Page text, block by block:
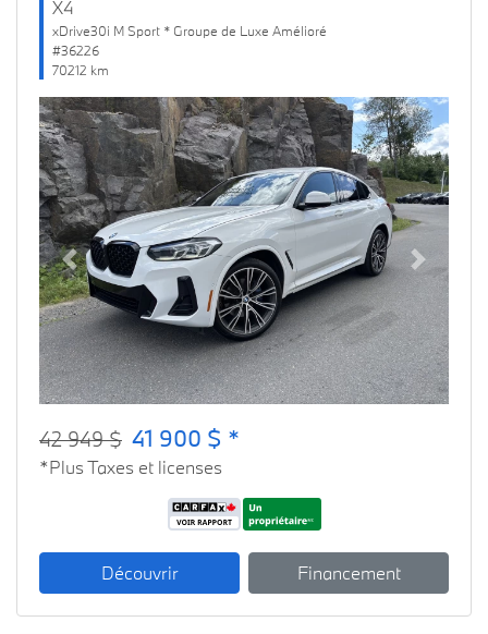
X4
xDrive30i M Sport * Groupe de Luxe Amélioré
#36226
70212 km
Previous Next
42 949 $ 41 900 $ *
*Plus Taxes et licenses
Découvrir Financement